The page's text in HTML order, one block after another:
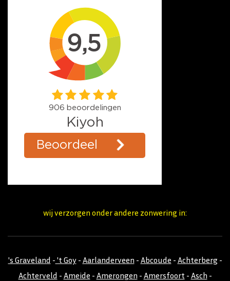
wij verzorgen onder andere zonwering in:
's Graveland - 't Goy- Aarlanderveen - Abcoude - Achterberg -
Achterveld - Ameide - Amerongen - Amersfoort- Asch -